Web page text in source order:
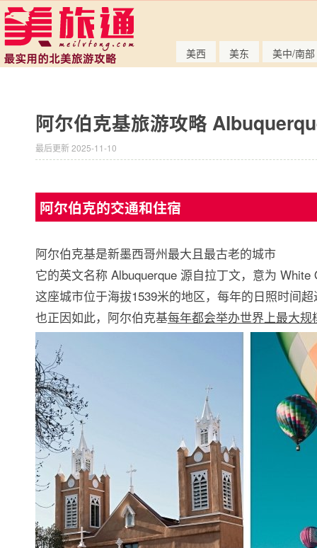
美西 美东 美中/南部
阿尔伯克基旅游攻略
最后更新 2025-11-10
阿尔伯克的交通和住宿
阿尔伯克基是新墨西哥州最大且最古老的城市
它的英文名称 Albuquerque 源自拉丁文，意为 White
这座城市位于海拔1539米的地区，每年的日照时间
也正因如此，阿尔伯克基每年都会举办世界上最大规